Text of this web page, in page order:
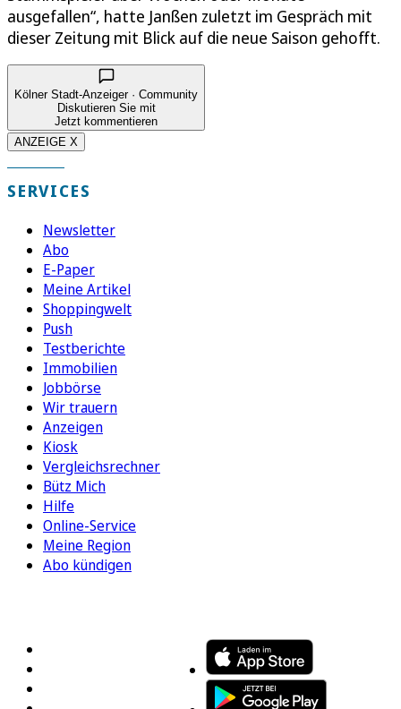
ausgefallen“, hatte Janßen zuletzt im Gespräch mit
dieser Zeitung mit Blick auf die neue Saison gehofft.
Kölner Stadt-Anzeiger · Community
Diskutieren Sie mit
Jetzt kommentieren
ANZEIGE X
SERVICES
Newsletter
Abo
E-Paper
Meine Artikel
Shoppingwelt
Push
Testberichte
Immobilien
Jobbörse
Wir trauern
Anzeigen
Kiosk
Vergleichsrechner
Bütz Mich
Hilfe
Online-Service
Meine Region
Abo kündigen